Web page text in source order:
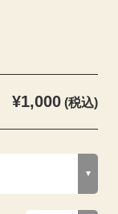
¥1,000 (税込)